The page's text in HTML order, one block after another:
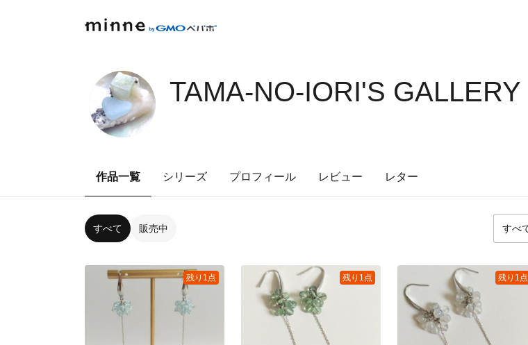
TAMA-NO-IORI'S GALLERY
作品一覧 シリーズ プロフィール レビュー レター
すべて 販売中
残り1点 残り1点 残り1点